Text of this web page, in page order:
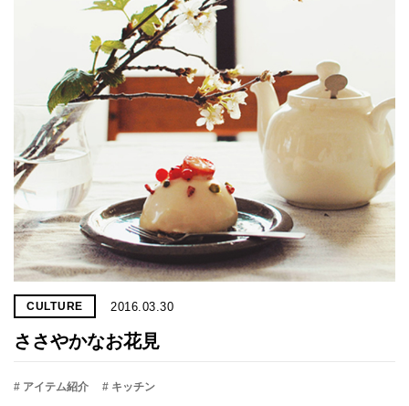
CULTURE 2016.03.30
ささやかなお花見
# アイテム紹介 # キッチン